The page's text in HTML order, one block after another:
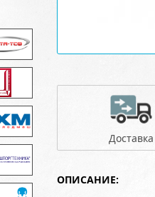
Доставка
ОПИСАНИЕ: